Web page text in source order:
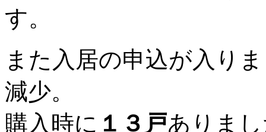
す。
また入居の申込が入り
減少。
購入時に １３戸ありま